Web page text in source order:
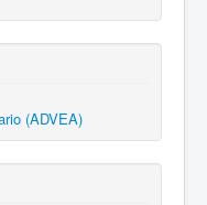
(ADVEA)